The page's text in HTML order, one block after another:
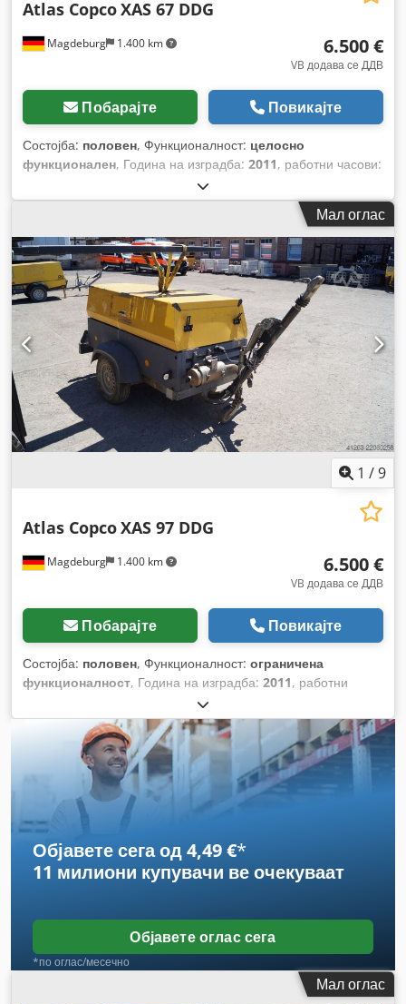
Magdeburg 1.400 km
Atlas CopcoXAS 67 DDG
6.500 €
VB додава се ДДВ
Побарајте Повикајте
Состојба: половен, Функционалност: целосно
функционален, Година на изградба: 2011, работни часови:
Мал оглас
1 /9
Magdeburg 1.400 km
Atlas CopcoXAS 97 DDG
6.500 €
VB додава се ДДВ
Побарајте Повикајте
Состојба: половен, Функционалност: ограничена
функционалност, Година на изградба: 2011, работни
Објавете сега од 4,49 €*
11 милиони купувачи ве очекуваат
Објавете оглас сега
*по оглас/месечно
Мал оглас